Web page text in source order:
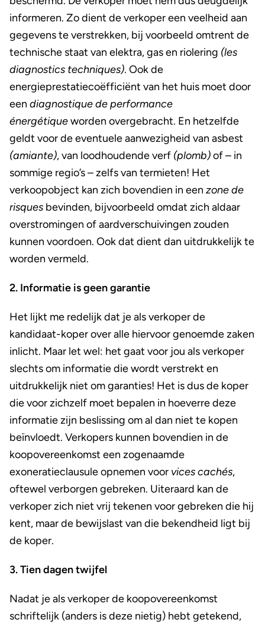
informeren. Zo dient de verkoper een veelheid aan
gegevens te verstrekken, bij voorbeeld omtrent de
technische staat van elektra, gas en riolering (les
diagnostics techniques). Ook de
energieprestatiecoëfficiënt van het huis moet door
een diagnostique de performance
énergétiqueworden overgebracht. En hetzelfde
geldt voor de eventuele aanwezigheid van asbest
(amiante), van loodhoudende verf (plomb)of – in
sommige regio’s – zelfs van termieten! Het
verkoopobject kan zich bovendien in een zone de
risques bevinden, bijvoorbeeld omdat zich aldaar
overstromingen of aardverschuivingen zouden
kunnen voordoen. Ook dat dient dan uitdrukkelijk te
worden vermeld.
2. Informatie is geen garantie
Het lijkt me redelijk dat je als verkoper de
kandidaat-koper over alle hiervoor genoemde zaken
inlicht. Maar let wel: het gaat voor jou als verkoper
slechts om informatie die wordt verstrekt en
uitdrukkelijk niet om garanties! Het is dus de koper
die voor zichzelf moet bepalen in hoeverre deze
informatie zijn beslissing om al dan niet te kopen
beïnvloedt. Verkopers kunnen bovendien in de
koopovereenkomst een zogenaamde
exoneratieclausule opnemen voor vices cachés,
oftewel verborgen gebreken. Uiteraard kan de
verkoper zich niet vrij tekenen voor gebreken die hij
kent, maar de bewijslast van die bekendheid ligt bij
de koper.
3. Tien dagen twijfel
Nadat je als verkoper de koopovereenkomst
schriftelijk (anders is deze nietig) hebt getekend,